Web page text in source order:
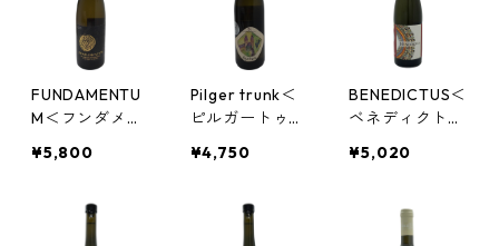
FUNDAMENTU
M＜フンダメン
聖ヒルデガルト
¥5,800
Pilger trunk＜
ピルガートゥル
飲物）＞白 ／
修道院（ドイ
¥4,750
BENEDICTUS＜
ベネディクトゥ
リング シュペ
ァインヘルプ／
聖ヒルデガルト
¥5,020